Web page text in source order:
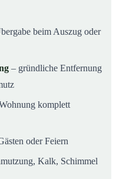
beim Auszug oder
– gründliche Entfernung
komplett
oder Feiern
Kalk, Schimmel